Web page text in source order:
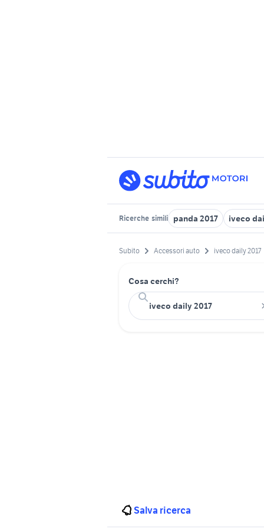
Ricerche simili panda 2017 iveco
Subito Accessori auto iveco daily 2017
Cosa cerchi?
Salva ricerca